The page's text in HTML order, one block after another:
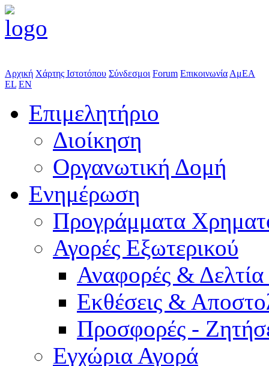
Αρχική Χάρτης Ιστοτόπου Σύνδεσμοι Forum Επικοινωνία ΑμΕΑ
EL EN
Επιμελητήριο
Διοίκηση
Οργανωτική Δομή
Ενημέρωση
Προγράμματα
Αγορές Εξωτερικού
Αναφορές &
Εκθέσεις &
Προσφορές -
Εγχώρια Αγορά